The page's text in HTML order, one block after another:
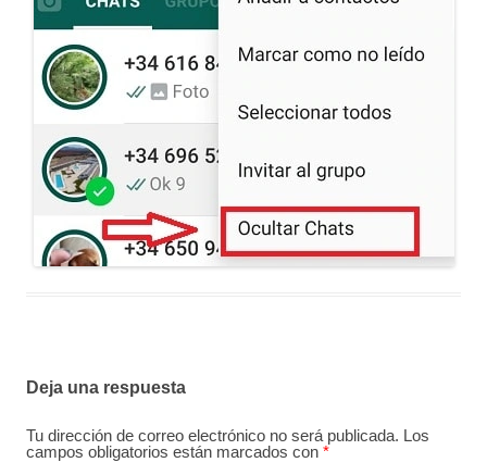
Deja una respuesta
Tu dirección de correo electrónico no será publicada. Los
campos obligatorios están marcados con *